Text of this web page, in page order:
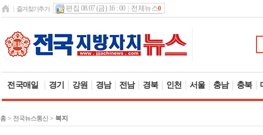
즐겨찾기추가 편집 08.07 (금) 16 : 00 전체뉴스0
전국매일 경기 강원 경남 전남 경북 인천 서울 충남 충북
홈 > 전국뉴스통신 > 복지